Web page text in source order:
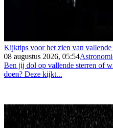
Kijktips voor het zien van vallende
08 augustus 2026, 05:54
Ben jij dol op vallende sterren of
doen? Deze kijkt...